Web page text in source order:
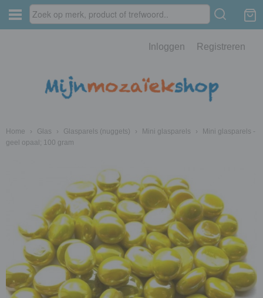
Inloggen Registreren
Home › Glas › Glasparels (nuggets) › Mini glasparels ›
Mini glasparels -
geel opaal; 100 gram